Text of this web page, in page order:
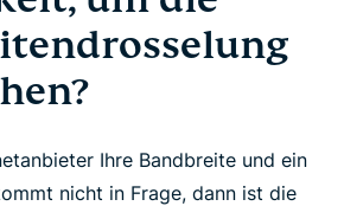
Ihre Bandbreite und ein
nicht in Frage, dann ist die